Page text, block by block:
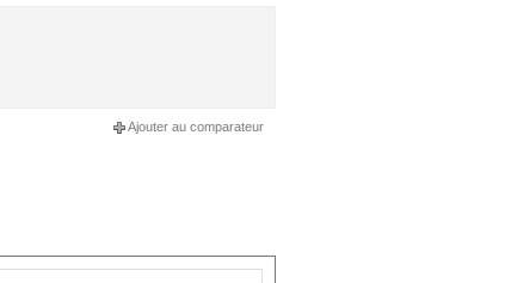
Ajouter au comparateur